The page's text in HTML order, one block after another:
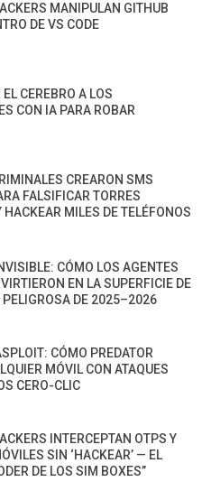
MANIPULAN GITHUB
DE VS CODE
CEREBRO A LOS
CON IA PARA ROBAR
CREARON SMS
FALSIFICAR TORRES
HACKEAR MILES DE TELÉFONOS
CÓMO LOS AGENTES
EN LA SUPERFICIE DE
PELIGROSA DE 2025–2026
CÓMO PREDATOR
MÓVIL CON ATAQUES
CERO-CLIC
INTERCEPTAN OTPS Y
SIN ‘HACKEAR’ — EL
DE LOS SIM BOXES”